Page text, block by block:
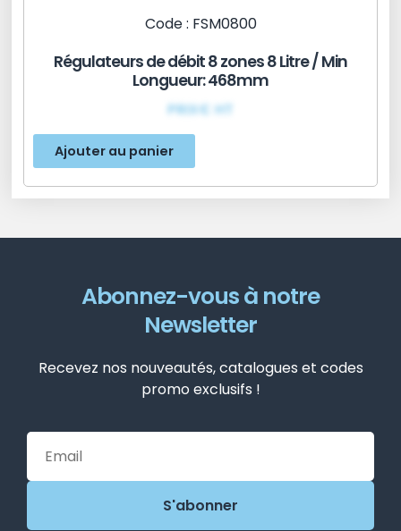
Code : FSM0800
Régulateurs de débit 8 zones 8 Litre / Min
Longueur: 468mm
PRIX€ HT
Ajouter au panier
Abonnez-vous à notre
Newsletter
Recevez nos nouveautés, catalogues et codes
promo exclusifs !